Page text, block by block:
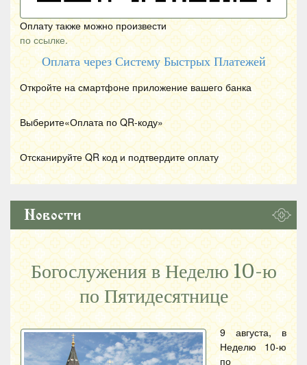
Оплату также можно произвести
по ссылке.
Оплата через Систему Быстрых Платежей
Откройте на смартфоне приложение вашего банка
Выберите«Оплата по QR-коду»
Отсканируйте QR код и подтвердите оплату
Новости
Богослужения в Неделю 10-ю
по Пятидесятнице
9 августа, в
Неделю 10-ю
по